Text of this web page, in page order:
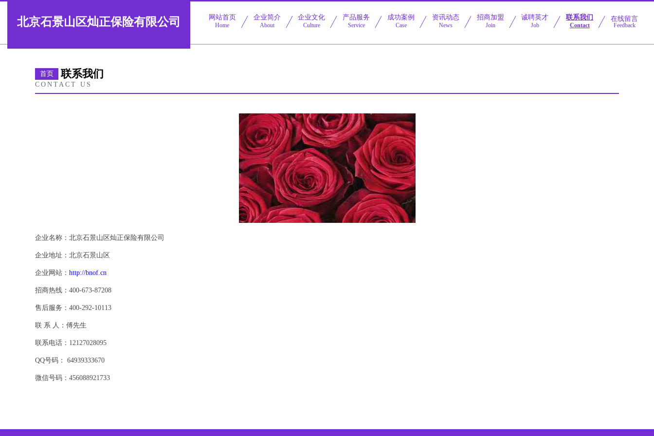
北京石景山区灿正保险有限公司 网站首页
Home
企业简介
About
企业文化
Culture
产品服务
Service
成功案例
Case
资讯动态
News
招商加盟
Join
诚聘英才
Job
联系我们
Contact
在线留言
Feedback
首页 联系我们
CONTACT US
企业名称：北京石景山区灿正保险有限公司
企业地址：北京石景山区
企业网站： http://bnof.cn
招商热线：400-673-87208
售后服务：400-292-10113
联 系 人：傅先生
联系电话：12127028095
QQ号码： 64939333670
微信号码：456088921733